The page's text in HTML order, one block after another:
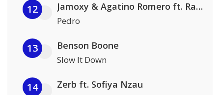
12 Jamoxy & Agatino Romero ft. Raffaella Carrà
Pedro
13 Benson Boone
Slow It Down
14 Zerb ft. Sofiya Nzau